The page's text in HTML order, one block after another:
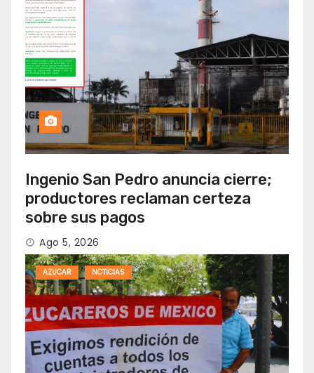
Ingenio San Pedro anuncia cierre;
productores reclaman certeza
sobre sus pagos
Ago 5, 2026
AZUCAR NOTICIAS